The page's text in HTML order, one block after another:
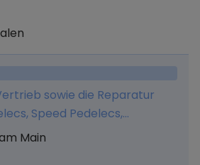
Pflegeprodukten, Import und
Kurierdienstleistungen
sowie die Reparatur
Speed Pedelecs,
Lastenfahrrädern, e-
und entsprechendem
Main